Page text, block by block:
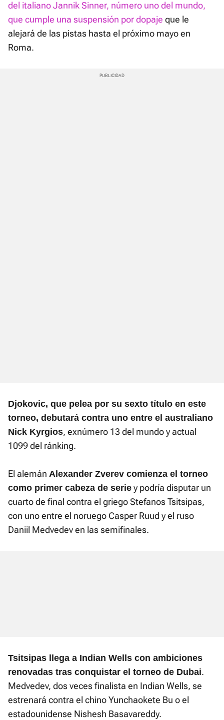
del italiano Jannik Sinner, número uno del mundo,
que cumple una suspensión por dopaje que le
alejará de las pistas hasta el próximo mayo en
Roma.
Djokovic, que pelea por su sexto título en este
torneo, debutará contra uno entre el australiano
Nick Kyrgios, exnúmero 13 del mundo y actual
1099 del ránking.
El alemán Alexander Zverev comienza el torneo
como primer cabeza de serie y podría disputar un
cuarto de final contra el griego Stefanos Tsitsipas,
con uno entre el noruego Casper Ruud y el ruso
Daniil Medvedev en las semifinales.
Tsitsipas llega a Indian Wells con ambiciones
renovadas tras conquistar el torneo de Dubai.
Medvedev, dos veces finalista en Indian Wells, se
estrenará contra el chino Yunchaokete Bu o el
estadounidense Nishesh Basavareddy.